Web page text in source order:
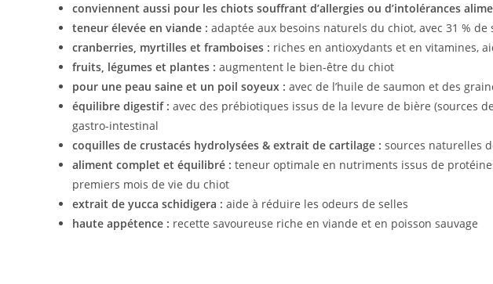
conviennent aussi pour les chiots souffrant d’allergies ou d’intolérances
teneur élevée en viande : adaptée aux besoins naturels du chiot, avec 31 %
cranberries, myrtilles et framboises : riches en antioxydants et en vitamines,
fruits, légumes et plantes : augmentent le bien-être du chiot
pour une peau saine et un poil soyeux : avec de l’huile de saumon et des
équilibre digestif : avec des prébiotiques issus de la levure de bière (sources
gastro-intestinal
coquilles de crustacés hydrolysées & extrait de cartilage : sources naturelles
aliment complet et équilibré : teneur optimale en nutriments issus de
premiers mois de vie du chiot
extrait de yucca schidigera : aide à réduire les odeurs de selles
haute appétence : recette savoureuse riche en viande et en poisson sauvage